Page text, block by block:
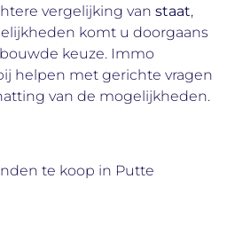
vergelijking van staat,
komt u doorgaans
keuze. Immo
helpen met gerichte vragen
van de mogelijkheden.
te koop in Putte